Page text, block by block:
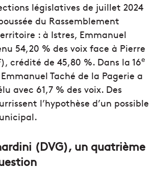
législatives de juillet 2024
du Rassemblement
: à Istres, Emmanuel
54,20 % des voix face à Pierre
crédité de 45,80 %. Dans la 16e
Taché de la Pagerie a
avec 61,7 % des voix. Des
l’hypothèse d’un possible
(DVG), un quatrième